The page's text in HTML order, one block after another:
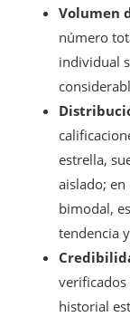
Volumen
número
individual
estrella,
aislado;
bimodal,
tendencia
historial